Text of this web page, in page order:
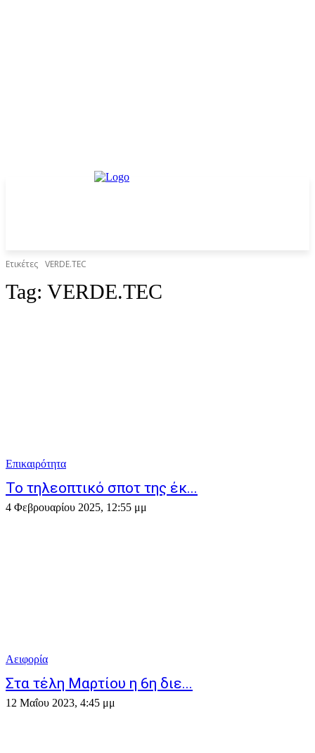
Ετικέτες VERDE.TEC
Tag: VERDE.TEC
Επικαιρότητα
Το τηλεοπτικό σποτ της έκ...
4 Φεβρουαρίου 2025, 12:55 μμ
Αειφορία
Στα τέλη Μαρτίου η 6η διε...
12 Μαΐου 2023, 4:45 μμ